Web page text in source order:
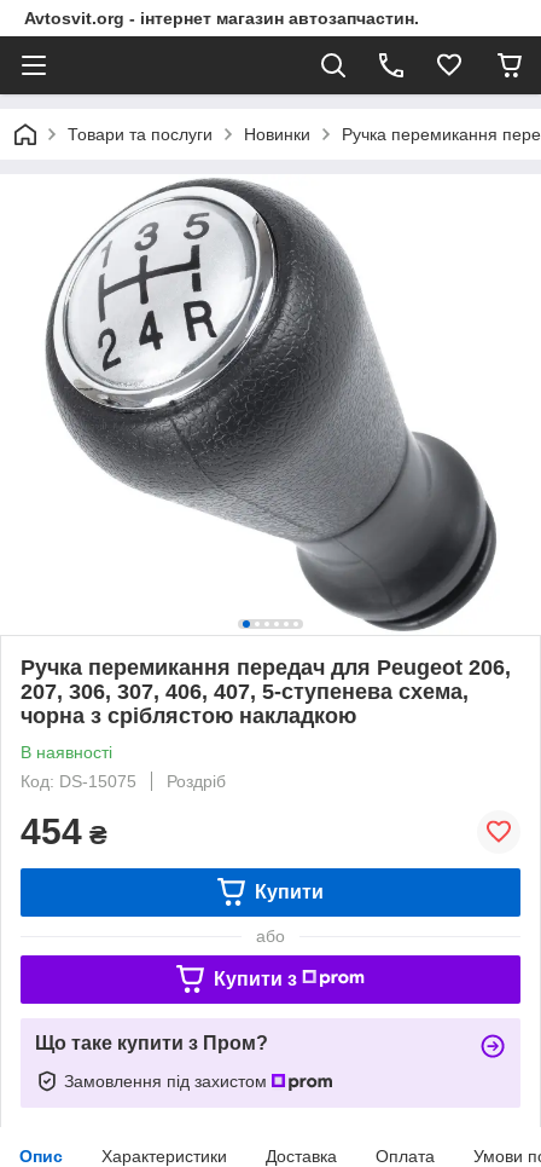
Avtosvit.org - інтернет магазин автозапчастин.
Товари та послуги Новинки Ручка перемикання
Ручка перемикання передач для Peugeot 206,
207, 306, 307, 406, 407, 5-ступенева схема,
чорна з сріблястою накладкою
В наявності
Код: DS-15075
Роздріб
454 ₴
Купити
або
Купити з
Що таке купити з Пром?
Замовлення під захистом
Опис Характеристики Доставка Оплата Умови